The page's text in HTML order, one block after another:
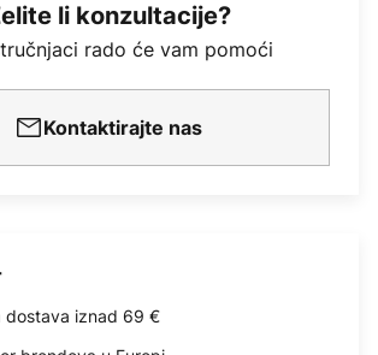
li konzultacije?
rado će vam pomoći
Kontaktirajte nas
dostava iznad 69 €